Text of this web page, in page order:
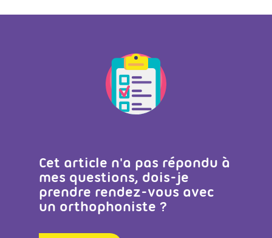
Cet article n'a pas répondu à
mes questions, dois-je
prendre rendez-vous avec
un orthophoniste ?